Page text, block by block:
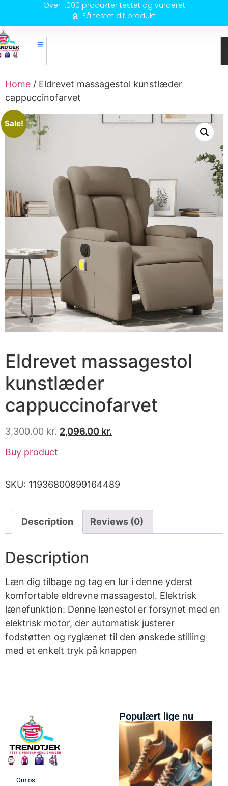
Over 1.000 produkter testet og vurderet
Få testet dit produkt
Home / Eldrevet massagestol kunstlæder
cappuccinofarvet
Sale!
Eldrevet massagestol
kunstlæder
cappuccinofarvet
3,300.00kr. 2,096.00 kr.
Buy product
SKU: 11936800899164489
Description Reviews (0)
Description
Læn dig tilbage og tag en lur i denne yderst
komfortable eldrevne massagestol. Elektrisk
lænefunktion: Denne lænestol er forsynet med en
elektrisk motor, der automatisk justerer
fodstøtten og ryglænet til den ønskede stilling
med et enkelt tryk på knappen
Om os
Populært lige nu